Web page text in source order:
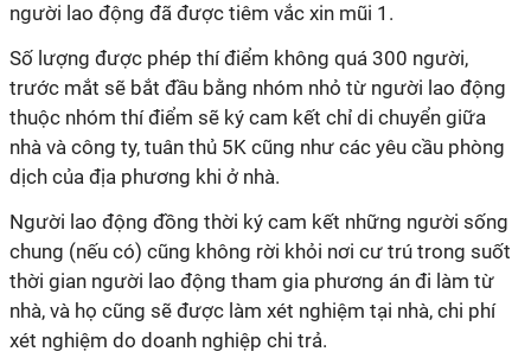
người lao động đã được tiêm vắc xin mũi 1.
Số lượng được phép thí điểm không quá 300 người,
trước mắt sẽ bắt đầu bằng nhóm nhỏ từ người lao động
thuộc nhóm thí điểm sẽ ký cam kết chỉ di chuyển giữa
nhà và công ty, tuân thủ 5K cũng như các yêu cầu phòng
dịch của địa phương khi ở nhà.
Người lao động đồng thời ký cam kết những người sống
chung (nếu có) cũng không rời khỏi nơi cư trú trong suốt
thời gian người lao động tham gia phương án đi làm từ
nhà, và họ cũng sẽ được làm xét nghiệm tại nhà, chi phí
xét nghiệm do doanh nghiệp chi trả.